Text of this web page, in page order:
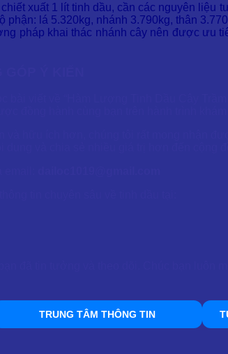
xuất 1 lít tinh dầu, cần các nguyên liệu
phận: lá 5.320kg, nhánh 3.790kg, thân
pháp khai thác nhánh cây nên được ưu
TRUNG TÂM THÔNG TIN